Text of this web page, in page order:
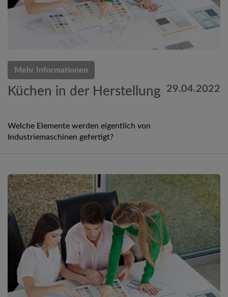
Mehr Informationen
Küchen in der Herstellung 29.04.2022
Welche Elemente werden eigentlich von
Industriemaschinen gefertigt?